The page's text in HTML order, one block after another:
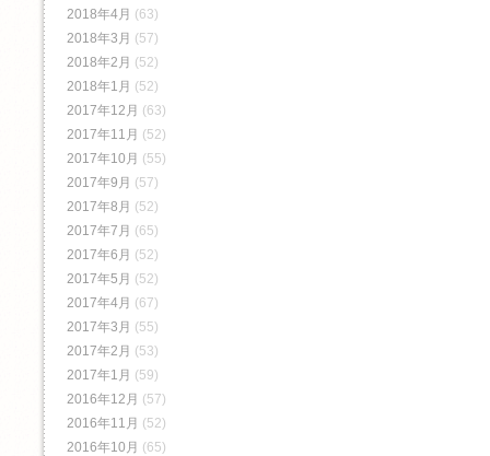
2018年4月 (63)
2018年3月 (57)
2018年2月 (52)
2018年1月 (52)
2017年12月 (63)
2017年11月 (52)
2017年10月 (55)
2017年9月 (57)
2017年8月 (52)
2017年7月 (65)
2017年6月 (52)
2017年5月 (52)
2017年4月 (67)
2017年3月 (55)
2017年2月 (53)
2017年1月 (59)
2016年12月 (57)
2016年11月 (52)
2016年10月 (65)